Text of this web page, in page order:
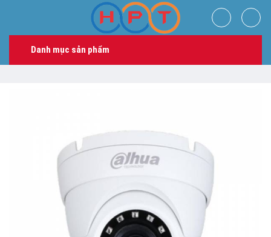
content
Danh mục sản phẩm